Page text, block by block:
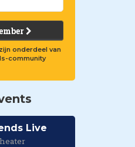
onderdeel van
community
Live